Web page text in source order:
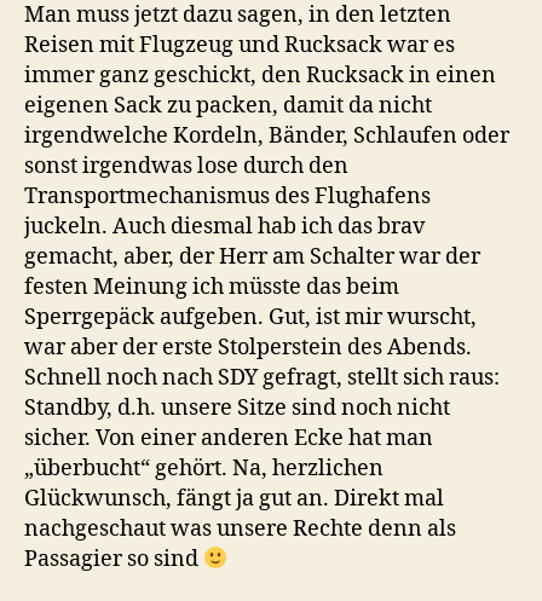
Man muss jetzt dazu sagen, in den letzten
Reisen mit Flugzeug und Rucksack war es
immer ganz geschickt, den Rucksack in einen
eigenen Sack zu packen, damit da nicht
irgendwelche Kordeln, Bänder, Schlaufen oder
sonst irgendwas lose durch den
Transportmechanismus des Flughafens
juckeln. Auch diesmal hab ich das brav
gemacht, aber, der Herr am Schalter war der
festen Meinung ich müsste das beim
Sperrgepäck aufgeben. Gut, ist mir wurscht,
war aber der erste Stolperstein des Abends.
Schnell noch nach SDY gefragt, stellt sich raus:
Standby, d.h. unsere Sitze sind noch nicht
sicher. Von einer anderen Ecke hat man
„überbucht“ gehört. Na, herzlichen
Glückwunsch, fängt ja gut an. Direkt mal
nachgeschaut was unsere Rechte denn als
Passagier so sind